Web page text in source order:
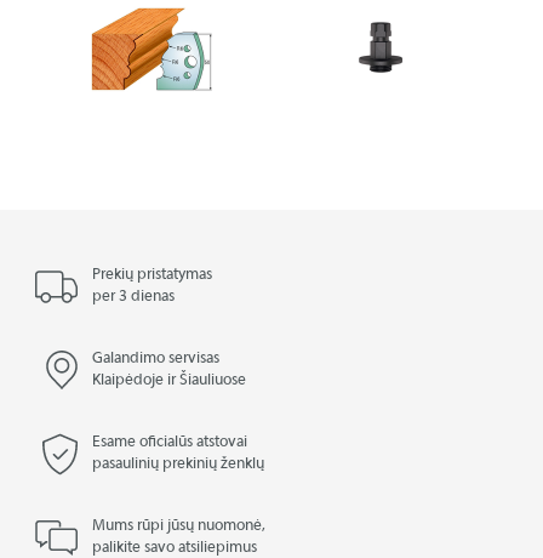
Prekių pristatymas
per 3 dienas
Galandimo servisas
Klaipėdoje ir Šiauliuose
Esame oficialūs atstovai
pasaulinių prekinių ženklų
Mums rūpi jūsų nuomonė,
palikite savo atsiliepimus